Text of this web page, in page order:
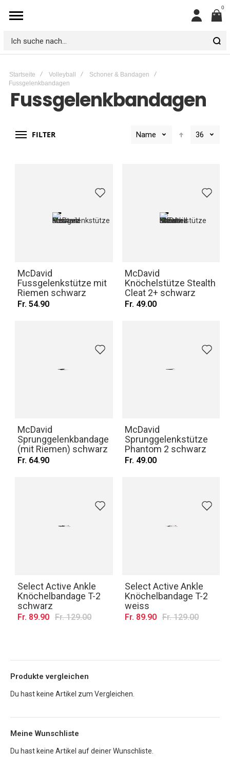
Mein
0
Ich
nach...
Startseite Volleyball
Schoner & Bandagen
Fussgelenkbandagen
Fussgelenkbandagen
FILTER Name 36
McDavid
Fussgelenkstütze mit
Riemen schwarz
Fr. 54.90
McDavid
Knöchelstütze Stealth
Cleat 2+ schwarz
Fr. 49.00
McDavid
Sprunggelenkbandage
(mit Riemen) schwarz
Fr. 64.90
McDavid
Sprunggelenkstütze
Phantom 2 schwarz
Fr. 49.00
Select Active Ankle
Knöchelbandage T-2
schwarz
Fr. 89.90 Fr. 129.00
Select Active Ankle
Knöchelbandage T-2
weiss
Fr. 89.90 Fr. 129.00
Produkte vergleichen
Du hast keine Artikel zum Vergleichen.
Meine Wunschliste
Du hast keine Artikel auf deiner Wunschliste.